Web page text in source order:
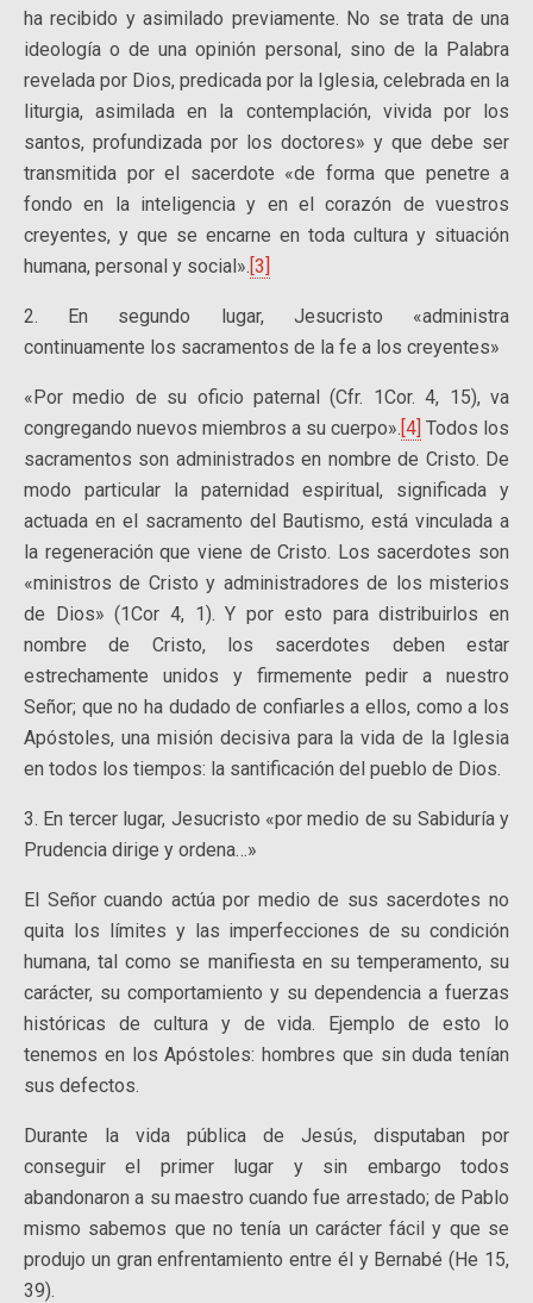
ha recibido y asimilado previamente. No se trata de una
ideología o de una opinión personal, sino de la Palabra
revelada por Dios, predicada por la Iglesia, celebrada en la
liturgia, asimilada en la contemplación, vivida por los
santos, profundizada por los doctores» y que debe ser
transmitida por el sacerdote «de forma que penetre a
fondo en la inteligencia y en el corazón de vuestros
creyentes, y que se encarne en toda cultura y situación
humana, personal y social».[3]
2. En segundo lugar, Jesucristo «administra
continuamente los sacramentos de la fe a los creyentes»
«Por medio de su oficio paternal (Cfr. 1Cor. 4, 15), va
congregando nuevos miembros a su cuerpo».[4] Todos los
sacramentos son administrados en nombre de Cristo. De
modo particular la paternidad espiritual, significada y
actuada en el sacramento del Bautismo, está vinculada a
la regeneración que viene de Cristo. Los sacerdotes son
«ministros de Cristo y administradores de los misterios
de Dios» (1Cor 4, 1). Y por esto para distribuirlos en
nombre de Cristo, los sacerdotes deben estar
estrechamente unidos y firmemente pedir a nuestro
Señor; que no ha dudado de confiarles a ellos, como a los
Apóstoles, una misión decisiva para la vida de la Iglesia
en todos los tiempos: la santificación del pueblo de Dios.
3. En tercer lugar, Jesucristo «por medio de su Sabiduría y
Prudencia dirige y ordena…»
El Señor cuando actúa por medio de sus sacerdotes no
quita los límites y las imperfecciones de su condición
humana, tal como se manifiesta en su temperamento, su
carácter, su comportamiento y su dependencia a fuerzas
históricas de cultura y de vida. Ejemplo de esto lo
tenemos en los Apóstoles: hombres que sin duda tenían
sus defectos.
Durante la vida pública de Jesús, disputaban por
conseguir el primer lugar y sin embargo todos
abandonaron a su maestro cuando fue arrestado; de Pablo
mismo sabemos que no tenía un carácter fácil y que se
produjo un gran enfrentamiento entre él y Bernabé (He 15,
39).